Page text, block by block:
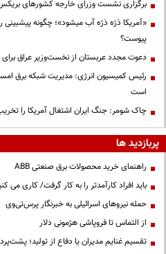
برگزاری نشست وزرای خارجه کشورهای
«آمریکا ذرّه ذرّه آب میشود»؛ چگونه
پیوست؟
دعوت مجدد عربستان از نخست‌وزیر عراق
رئیس کمیسیون انرژی: مدیریت شبکه برق
است
چاک شومر: جنگ ایران اشتغال آمریکا را
پربازدید ها
راهنمای خرید محصولات برق صنعتی ABB
باید افراد کارآمدتر را به کار گرفت/ کاری
حمله نیروهای اسرائیلی به خبرنگار پرس‌تی‌وی
از التماس تا فروپاشی هژمونی دلار
تقسیم غنایم مدیران یا دفاع از تولید؛